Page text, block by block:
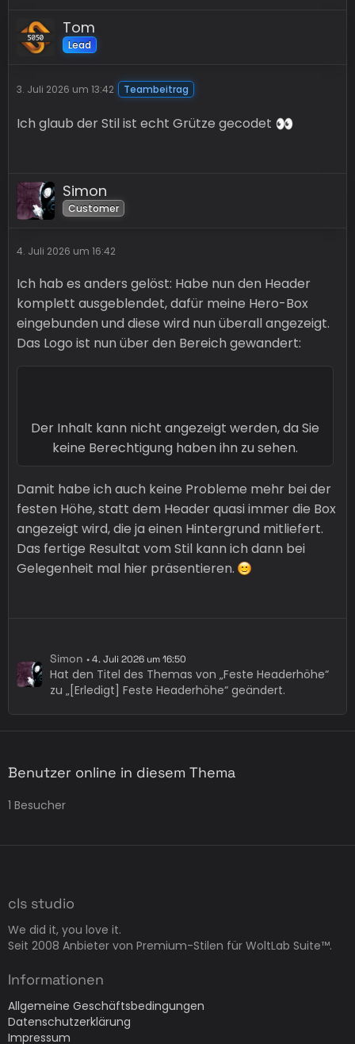
Tom
Lead
3. Juli 2026 um 13:42 Teambeitrag
Ich glaub der Stil ist echt Grütze gecodet
Simon
Customer
4. Juli 2026 um 16:42
Ich hab es anders gelöst: Habe nun den Header
komplett ausgeblendet, dafür meine Hero-Box
eingebunden und diese wird nun überall angezeigt.
Das Logo ist nun über den Bereich gewandert:
Der Inhalt kann nicht angezeigt werden, da Sie
keine Berechtigung haben ihn zu sehen.
Damit habe ich auch keine Probleme mehr bei der
festen Höhe, statt dem Header quasi immer die Box
angezeigt wird, die ja einen Hintergrund mitliefert.
Das fertige Resultat vom Stil kann ich dann bei
Gelegenheit mal hier präsentieren.
Simon 4. Juli 2026 um 16:50
Hat den Titel des Themas von „Feste Headerhöhe“
zu „[Erledigt] Feste Headerhöhe“ geändert.
Benutzer online in diesem Thema
1 Besucher
cls studio
We did it, you love it.
Seit 2008 Anbieter von Premium-Stilen für WoltLab Suite™.
Informationen
Allgemeine Geschäftsbedingungen
Datenschutzerklärung
Impressum